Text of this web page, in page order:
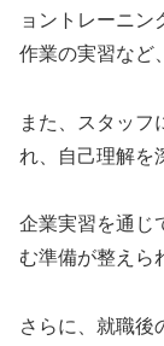
ョントレーニン
作業の実習など
また、スタッフ
れ、自己理解を
企業実習を通じ
む準備が整えら
さらに、就職後